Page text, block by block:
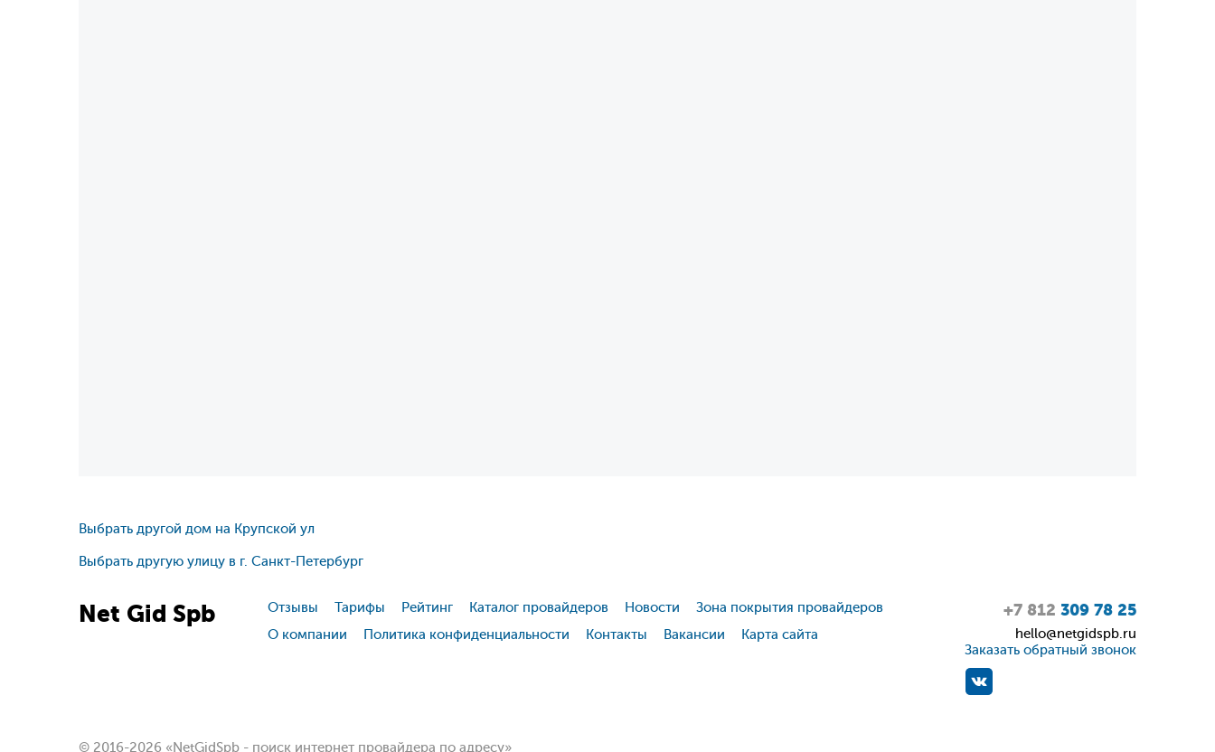
Выбрать другой дом на Крупской ул
Выбрать другую улицу в г. Санкт-Петербург
Net Gid Spb +7 812 309 78 25
hello@netgidspb.ru
Заказать обратный звонок
Отзывы Тарифы Рейтинг Каталог провайдеров Новости
Зона покрытия провайдеров
О компании
Политика конфиденциальности Контакты Вакансии Карта сайта
© 2016-2026 «NetGidSpb - поиск интернет провайдера по адресу»